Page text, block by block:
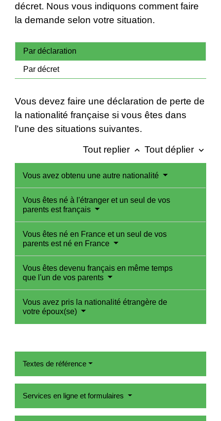
décret. Nous vous indiquons comment faire
la demande selon votre situation.
Par déclaration
Par décret
Vous devez faire une déclaration de perte de
la nationalité française si vous êtes dans
l'une des situations suivantes.
Tout replier keyboard_arrow_up Tout déplier keyboard_arrow_down
Vous avez obtenu une autre nationalité
Vous êtes né à l'étranger et un seul de vos
parents est français
Vous êtes né en France et un seul de vos
parents est né en France
Vous êtes devenu français en même temps
que l'un de vos parents
Vous avez pris la nationalité étrangère de
votre époux(se)
Textes de référence
Services en ligne et formulaires